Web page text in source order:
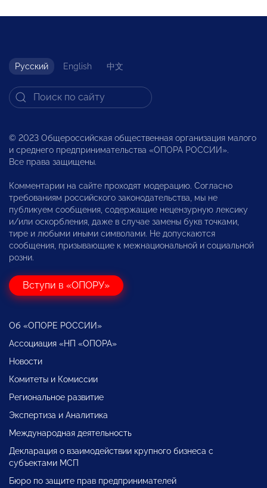
Русский English 中文
© 2023 Общероссийская общественная организация малого
и среднего предпринимательства «ОПОРА РОССИИ».
Все права защищены.
Комментарии на сайте проходят модерацию. Согласно
требованиям российского законодательства, мы не
публикуем сообщения, содержащие нецензурную лексику
и/или оскорбления, даже в случае замены букв точками,
тире и любыми иными символами. Не допускаются
сообщения, призывающие к межнациональной и социальной
розни.
Вступи в «ОПОРУ»
Об «ОПОРЕ РОССИИ»
Ассоциация «НП «ОПОРА»
Новости
Комитеты и Комиссии
Региональное развитие
Экспертиза и Аналитика
Международная деятельность
Декларация о взаимодействии крупного бизнеса с
субъектами МСП
Бюро по защите прав предпринимателей